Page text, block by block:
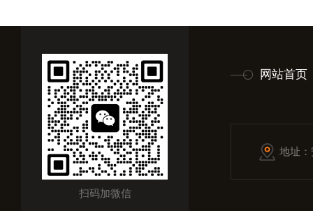
扫码加微信
网站首页
地址